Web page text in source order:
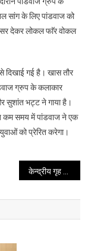
सांग के लिए पांडवाज को
देकर लोकल फाॅर वोकल
दिखाई गई है। खास तौर
ग्रुप के कलाकार
सुशांत भट्ट ने गाया है।
कम समय में पांडवाज ने एक
को प्रेरित करेगा।
केन्द्रीय गृह एवं सहकारिता मंत्री श्री अमित शाह ने आज नई दिल्ली में CBI द्वारा विकसित BHARATPOL पोर्टल का शुभारंभ किया